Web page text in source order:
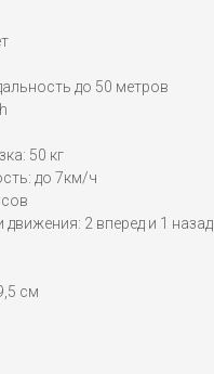
до 50 метров
50 кг
до 7км/ч
2 вперед и 1 назад
см